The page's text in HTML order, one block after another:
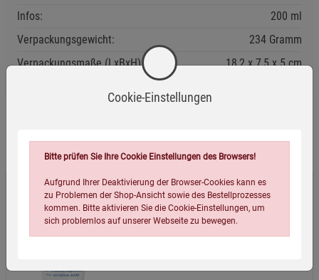
Infos:
200 ml
Verpackungsgewicht:
234 Gramm
Verpackungsmaße (LxBxH):
18,2 7,5 5cm
Wird oft zusammen bestellt:
Speick Pure Shampoo 200ml
Cookie-Einstellungen
Bitte prüfen Sie Ihre Cookie Einstellungen des Browsers!
Aufgrund Ihrer Deaktivierung der Browser-Cookies kann es
zu Problemen der Shop-Ansicht sowie des Bestellprozesses
kommen. Bitte aktivieren Sie die Cookie-Einstellungen, um
sich problemlos auf unserer Webseite zu bewegen.